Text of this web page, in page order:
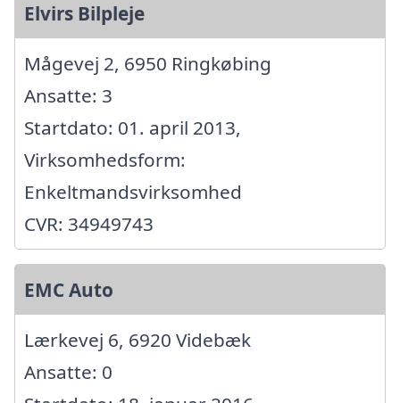
Elvirs Bilpleje
Mågevej 2, 6950 Ringkøbing
Ansatte: 3
Startdato: 01. april 2013,
Virksomhedsform:
Enkeltmandsvirksomhed
CVR: 34949743
EMC Auto
Lærkevej 6, 6920 Videbæk
Ansatte: 0